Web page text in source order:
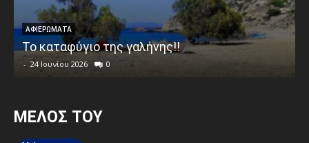
ΑΦΙΕΡΩΜΑΤΑ
Το καταφύγιο της γαλήνης!!
- 24 Ιουνίου 2026 0
MEΛΟΣ ΤΟΥ